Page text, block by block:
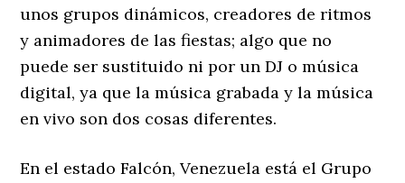
unos grupos dinámicos, creadores de ritmos
y animadores de las fiestas; algo que no
puede ser sustituido ni por un DJ o música
digital, ya que la música grabada y la música
en vivo son dos cosas diferentes.
En el estado Falcón, Venezuela está el Grupo